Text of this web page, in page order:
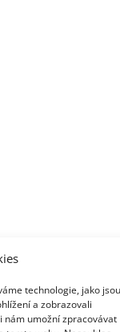
technologie, jako jsou
a zobrazovali
nám umožní zpracovávat